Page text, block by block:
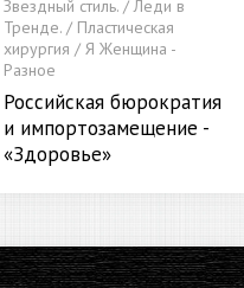
Звездный стиль. / Леди в
Тренде. / Пластическая
хирургия / Я Женщина -
Разное
Российская бюрократия
и импортозамещение -
«Здоровье»